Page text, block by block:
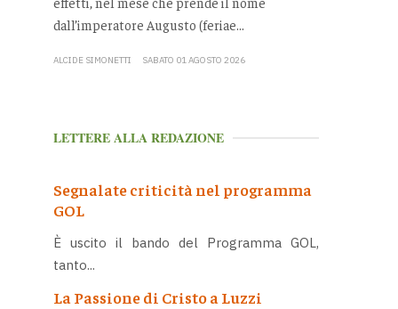
dall’imperatore Augusto (feriae...
ALCIDE SIMONETTI SABATO 01 AGOSTO 2026
LETTERE ALLA REDAZIONE
Segnalate criticità nel programma
GOL
È uscito il bando del Programma GOL,
tanto...
La Passione di Cristo a Luzzi